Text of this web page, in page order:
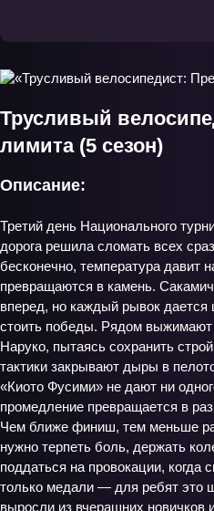
Трусливый
лимита (5 сезон)
Описание:
Третий день Национального
дорога решила сломать всех
бесконечно, температура давит
превращаются в камень.
вперед, но каждый рывок дается
стоить победы. Рядом
Наруко, пытаясь сохранить
тактики закрывают дыры в
«Киото Фусими» не дают ни
промедление превращается в
Чем ближе финиш, тем меньше
нужно терпеть боль, держать
поддаться на провокации, когда
только медали — для ребят это
выросли из вчерашних новичков